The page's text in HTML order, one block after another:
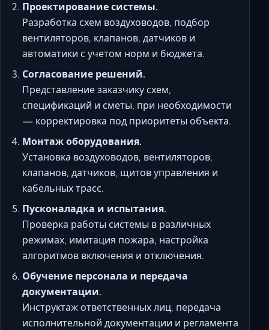
Проектирование системы.
Разработка схем воздуховодов, подбор
вентиляторов, клапанов, датчиков и
автоматики с учетом норм и бюджета.
Согласование решений.
Представление заказчику схем,
спецификаций и сметы, при необходимости
— корректировка под приоритеты объекта.
Монтаж оборудования.
Установка воздуховодов, вентиляторов,
клапанов, датчиков, щитов управления и
кабельных трасс.
Пусконаладка и испытания.
Проверка работы системы в различных
режимах, имитация пожара, настройка
алгоритмов включения и отключения.
Обучение персонала и передача
документации.
Инструктаж ответственных лиц, передача
исполнительной документации и регламента